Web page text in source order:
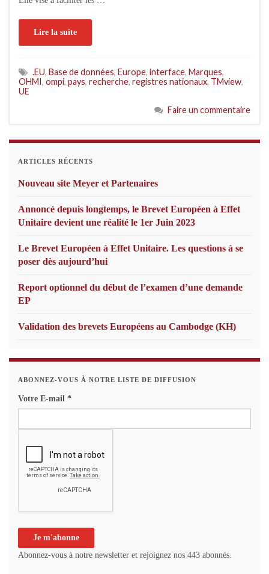
Lire la suite
.EU, Base de données, Europe, interface, Marques,
OHMI, ompi, pays, recherche, registres nationaux, TMview,
UE
Faire un commentaire
ARTICLES RÉCENTS
Nouveau site Meyer et Partenaires
Annoncé depuis longtemps, le Brevet Européen à Effet
Unitaire devient une réalité le 1er Juin 2023
Le Brevet Européen à Effet Unitaire. Les questions à se
poser dès aujourd’hui
Report optionnel du début de l’examen d’une demande
EP
Validation des brevets Européens au Cambodge (KH)
ABONNEZ-VOUS À NOTRE LISTE DE DIFFUSION
Votre E-mail *
Abonnez-vous à notre newsletter et rejoignez nos 443 abonnés.